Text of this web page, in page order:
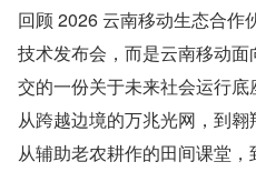
回顾 2026 云南移动生态合作
技术发布会，而是云南移动
交的一份关于未来社会运行底
从跨越边境的万兆光网，到翱
从辅助老农耕作的田间课堂